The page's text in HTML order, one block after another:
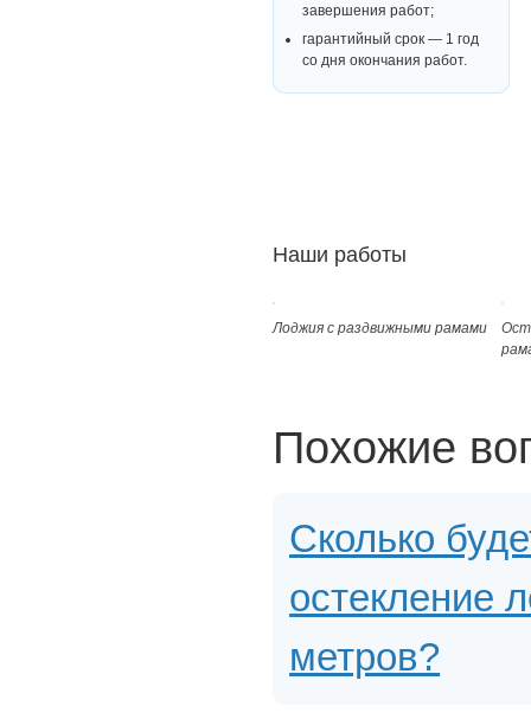
завершения работ;
гарантийный срок — 1 год
со дня окончания работ.
Наши работы
Лоджия с раздвижными рамами
Похожие
Сколько
остекление
метров?